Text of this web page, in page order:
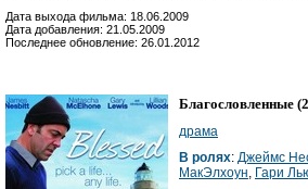
Дата выхода фильма: 18.06.2009
Дата добавления: 21.05.2009
Последнее обновление: 26.01.2012
Благословленные
драма
В ролях: Джеймс
МакЭлхоун, Гари